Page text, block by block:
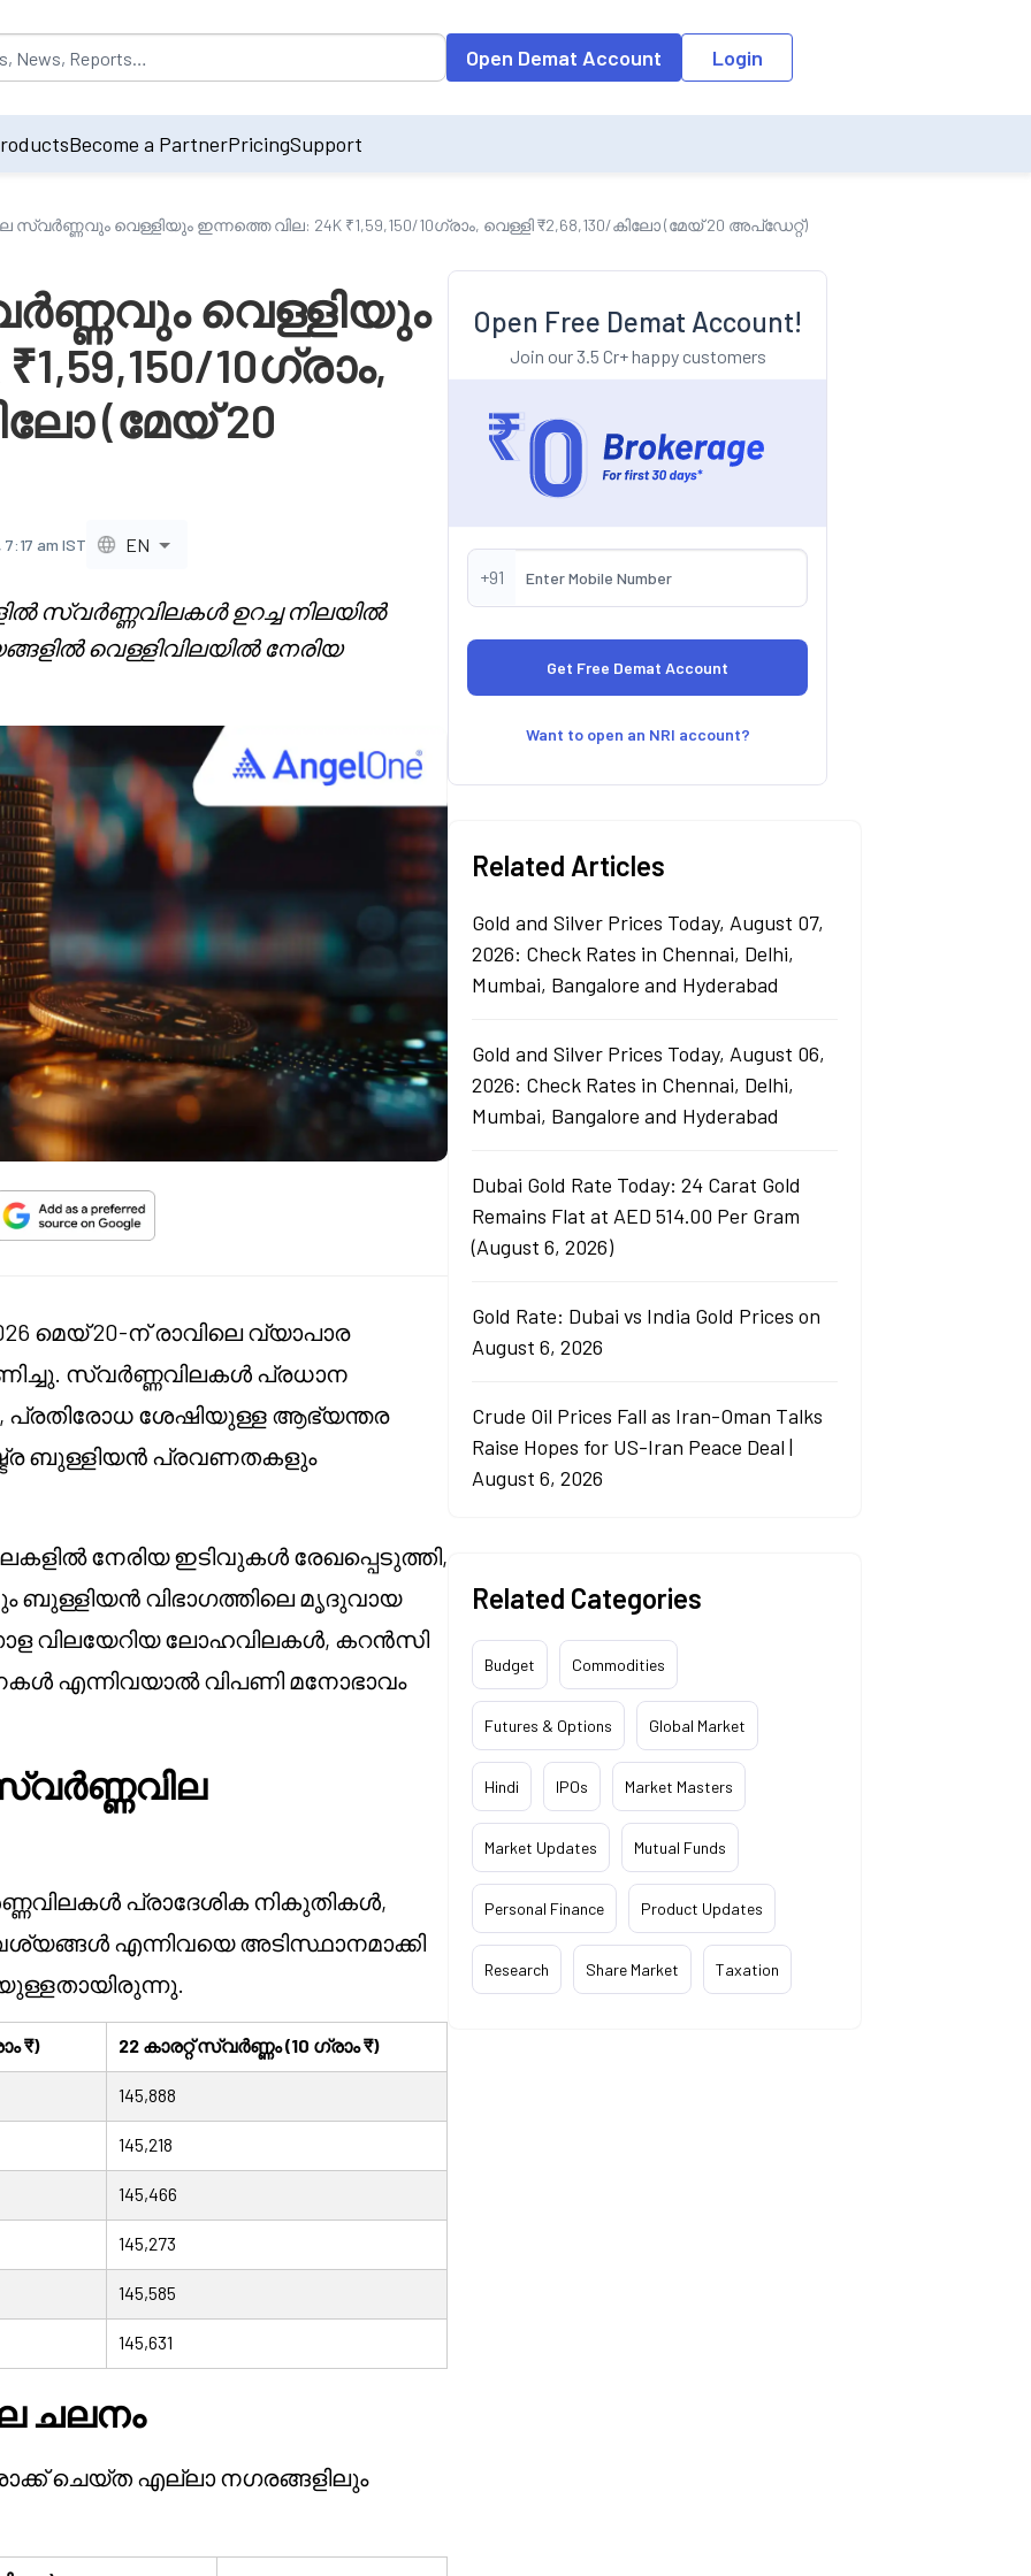
by default on accessing the input field. On entering data into the input field, the suggestion list will be updated as per the
Open Demat Account Login
Become a PartnerPricingSupport
വെള്ളിയും ഇന്നത്തെ വില: 24K ₹1,59,150/10ഗ്രാം, വെള്ളി ₹2,68,130/കിലോ (മേയ് 20 അപ്ഡേറ്റ്)
വെള്ളിയും
10ഗ്രാം,
(മേയ് 20
7:17 am IST EN
സ്വർണ്ണവിലകൾ ഉറച്ച നിലയിൽ
വെള്ളിവിലയിൽ നേരിയ
മെയ് 20-ന് രാവിലെ വ്യാപാര
സ്വർണ്ണവിലകൾ പ്രധാന
പ്രതിരോധ ശേഷിയുള്ള ആഭ്യന്തര
ബുള്ളിയൻ പ്രവണതകളും
നേരിയ ഇടിവുകൾ രേഖപ്പെടുത്തി,
ബുള്ളിയൻ വിഭാഗത്തിലെ മൃദുവായ
വിലയേറിയ ലോഹവിലകൾ, കറൻസി
എന്നിവയാൽ വിപണി മനോഭാവം
പ്രാദേശിക നികുതികൾ,
എന്നിവയെ അടിസ്ഥാനമാക്കി
₹) 22 കാരറ്റ് സ്വർണ്ണം (10 ഗ്രാം ₹)
145,888
145,218
145,466
145,273
145,585
145,631
ചലനം
ചെയ്ത എല്ലാ നഗരങ്ങളിലും
Open Free Demat Account!
Join our 3.5 Cr+ happy customers
+91
Want to open an NRI account?
Related Articles
Gold and Silver Prices Today, August 07,
2026: Check Rates in Chennai, Delhi,
Mumbai, Bangalore and Hyderabad
Gold and Silver Prices Today, August 06,
2026: Check Rates in Chennai, Delhi,
Mumbai, Bangalore and Hyderabad
Dubai Gold Rate Today: 24 Carat Gold
Remains Flat at AED 514.00 Per Gram
(August 6, 2026)
Gold Rate: Dubai vs India Gold Prices on
August 6, 2026
Crude Oil Prices Fall as Iran-Oman Talks
Raise Hopes for US-Iran Peace Deal |
August 6, 2026
Related Categories
Budget Commodities
Futures & Options Global Market
Hindi IPOs Market Masters
Market Updates Mutual Funds
Personal Finance Product Updates
Research Share Market Taxation